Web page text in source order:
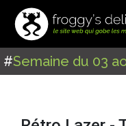
#Semaine du 03